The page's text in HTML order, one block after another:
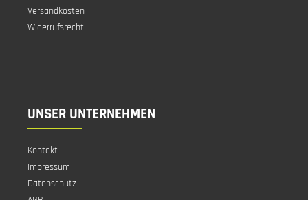
Versandkosten
Widerrufsrecht
UNSER UNTERNEHMEN
Kontakt
Impressum
Datenschutz